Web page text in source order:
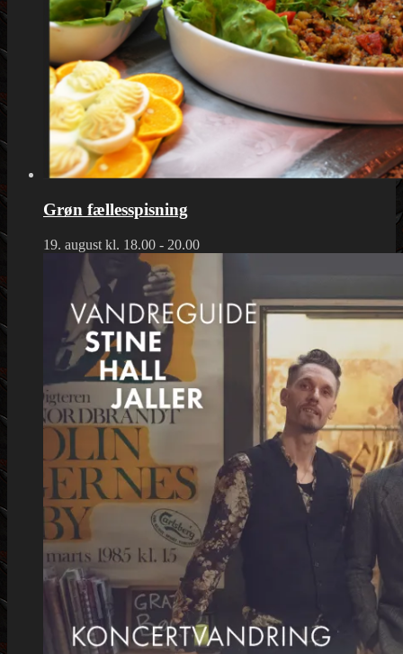
Grøn fællesspisning
19. august kl. 18.00 - 20.00